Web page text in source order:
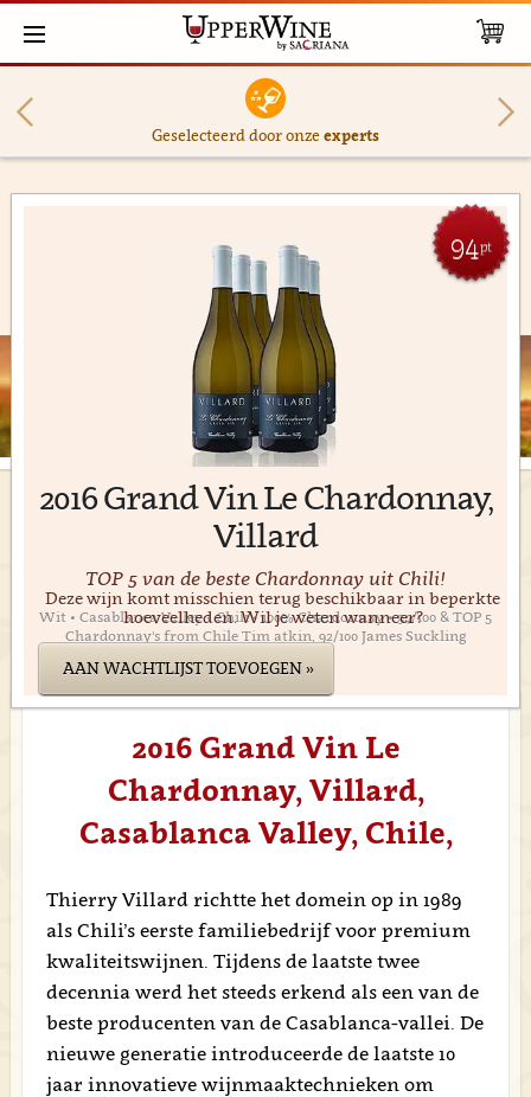
Geselecteerd door onzeexperts
2016 Grand Vin Le Chardonnay,
Villard
94pt
TOP 5 van de beste Chardonnay uit Chili!
Wit • Casablanca Valley • Chili • 100% Chardonnay • 94/100 & TOP 5
Chardonnay's from Chile Tim atkin, 92/100 James Suckling
Deze wijn komt misschien terug beschikbaar in beperkte
hoeveelheden. Wil je weten wanneer?
AAN WACHTLIJST TOEVOEGEN »
2016 Grand Vin Le
Chardonnay, Villard,
Casablanca Valley, Chile,
Thierry Villard richtte het domein op in 1989
als Chili’s eerste familiebedrijf voor premium
kwaliteitswijnen. Tijdens de laatste twee
decennia werd het steeds erkend als een van de
beste producenten van de Casablanca-vallei. De
nieuwe generatie introduceerde de laatste 10
jaar innovatieve wijnmaaktechnieken om